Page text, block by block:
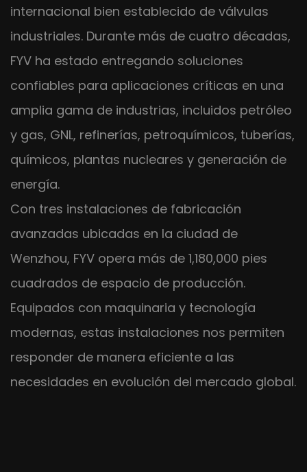
internacional bien establecido de válvulas
industriales. Durante más de cuatro décadas,
FYV ha estado entregando soluciones
confiables para aplicaciones críticas en una
amplia gama de industrias, incluidos petróleo
y gas, GNL, refinerías, petroquímicos, tuberías,
químicos, plantas nucleares y generación de
energía.
Con tres instalaciones de fabricación
avanzadas ubicadas en la ciudad de
Wenzhou, FYV opera más de 1,180,000 pies
cuadrados de espacio de producción.
Equipados con maquinaria y tecnología
modernas, estas instalaciones nos permiten
responder de manera eficiente a las
necesidades en evolución del mercado global.